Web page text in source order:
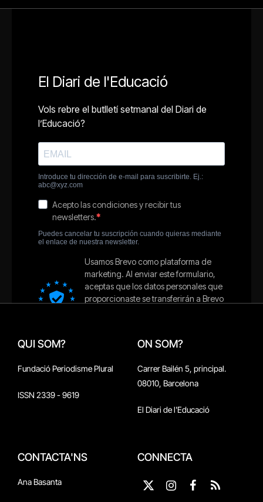
QUI SOM?
Fundació Periodisme Plural
ISSN 2339 - 9619
ON SOM?
Carrer Bailén 5, principal.
08010, Barcelona
El Diari de l'Educació
CONTACTA'NS
Ana Basanta
CONNECTA
X
Instagram
Facebook
RSS